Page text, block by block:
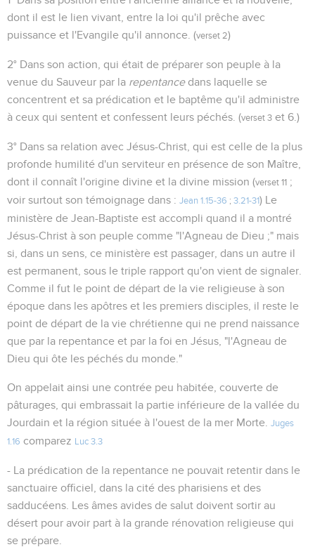
dont il est le lien vivant, entre la loi qu'il prêche avec
puissance et l'Evangile qu'il annonce. (verset 2)
2° Dans son action, qui était de préparer son peuple à la
venue du Sauveur par la repentancedans laquelle se
concentrent et sa prédication et le baptême qu'il administre
à ceux qui sentent et confessent leurs péchés. (verset 3 et 6.)
3° Dans sa relation avec Jésus-Christ, qui est celle de la plus
profonde humilité d'un serviteur en présence de son Maître,
dont il connaît l'origine divine et la divine mission (verset 11 ;
voir surtout son témoignage dans : Jean 1.15-36 ; 3.21-31) Le
ministère de Jean-Baptiste est accompli quand il a montré
Jésus-Christ à son peuple comme "l'Agneau de Dieu ;" mais
si, dans un sens, ce ministère est passager, dans un autre il
est permanent, sous le triple rapport qu'on vient de signaler.
Comme il fut le point de départ de la vie religieuse à son
époque dans les apôtres et les premiers disciples, il reste le
point de départ de la vie chrétienne qui ne prend naissance
que par la repentance et par la foi en Jésus, "l'Agneau de
Dieu qui ôte les péchés du monde."
On appelait ainsi une contrée peu habitée, couverte de
pâturages, qui embrassait la partie inférieure de la vallée du
Jourdain et la région située à l'ouest de la mer Morte.
Juges
1.16 comparez Luc 3.3
- La prédication de la repentance ne pouvait retentir dans le
sanctuaire officiel, dans la cité des pharisiens et des
sadducéens. Les âmes avides de salut doivent sortir au
désert pour avoir part à la grande rénovation religieuse qui
se prépare.